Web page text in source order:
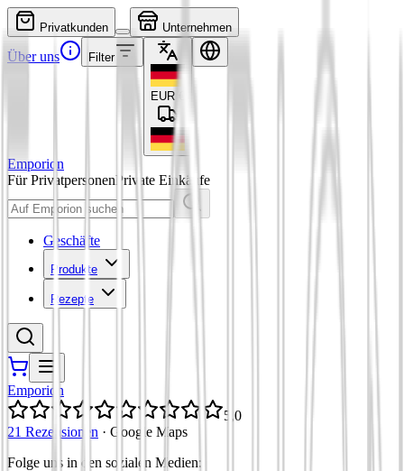
Privatkunden Unternehmen
Über uns Filter
EUR
Emporion
Für PrivatpersonenPrivate Einkäufe
Geschäfte
Produkte
Rezepte
Emporion
5,0
21 Rezensionen · Google Maps
Folge uns in den sozialen Medien: